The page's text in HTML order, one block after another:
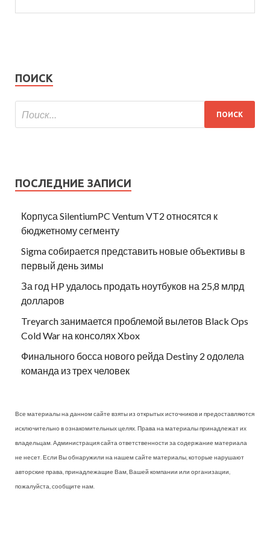
ПОИСК
ПОСЛЕДНИЕ ЗАПИСИ
Корпуса SilentiumPC Ventum VT2 относятся к
бюджетному сегменту
Sigma собирается представить новые объективы в
первый день зимы
За год HP удалось продать ноутбуков на 25,8 млрд
долларов
Treyarch занимается проблемой вылетов Black Ops
Cold War на консолях Xbox
Финального босса нового рейда Destiny 2 одолела
команда из трех человек
Все материалы на данном сайте взяты из открытых источников и предоставляются
исключительно в ознакомительных целях. Права на материалы принадлежат их
владельцам. Администрация сайта ответственности за содержание материала
не несет. Если Вы обнаружили на нашем сайте материалы, которые нарушают
авторские права, принадлежащие Вам, Вашей компании или организации,
пожалуйста, сообщите нам.